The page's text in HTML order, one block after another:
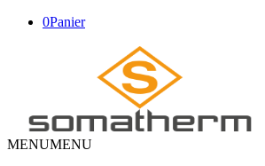
0Panier
MENUMENU